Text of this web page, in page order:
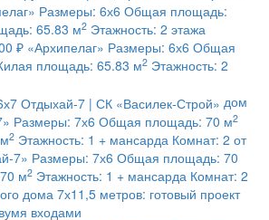
Размеры: 6х6 Общая площадь:
65.83 м2 Этажность: 2 этажа
₽ «Архипелаг» Размеры: 6х6 Общая
площадь: 65.83 м2 Этажность: 2
дом
Размеры: 7х6 Общая площадь: 70 м2
2 Этажность: 1 + мансарда Комнат: 2 от
7» Размеры: 7х6 Общая площадь: 70
70 м2 Этажность: 1 + мансарда Комнат: 2